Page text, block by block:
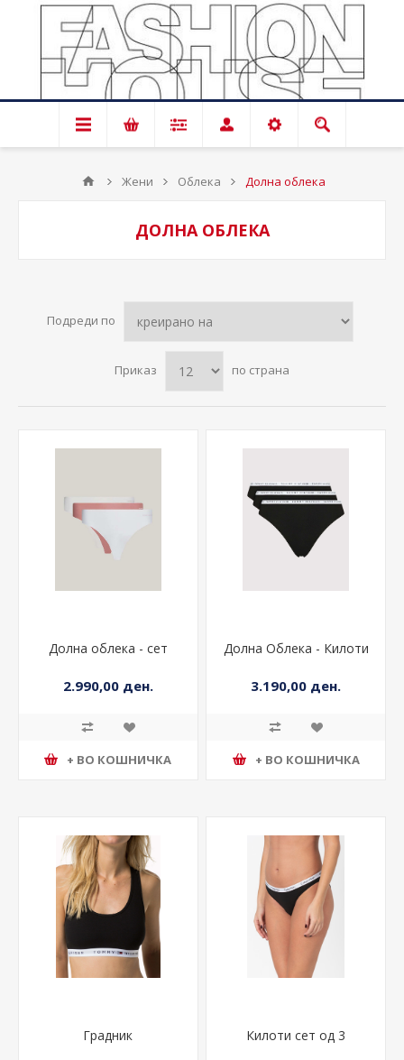
Жени Облека Долна облека
ДОЛНА ОБЛЕКА
Подреди по
Приказ по страна
Долна облека - сет
2.990,00 ден.
+ ВО КОШНИЧКА
Долна Облека - Килоти
3.190,00 ден.
+ ВО КОШНИЧКА
Градник Килоти сет од 3